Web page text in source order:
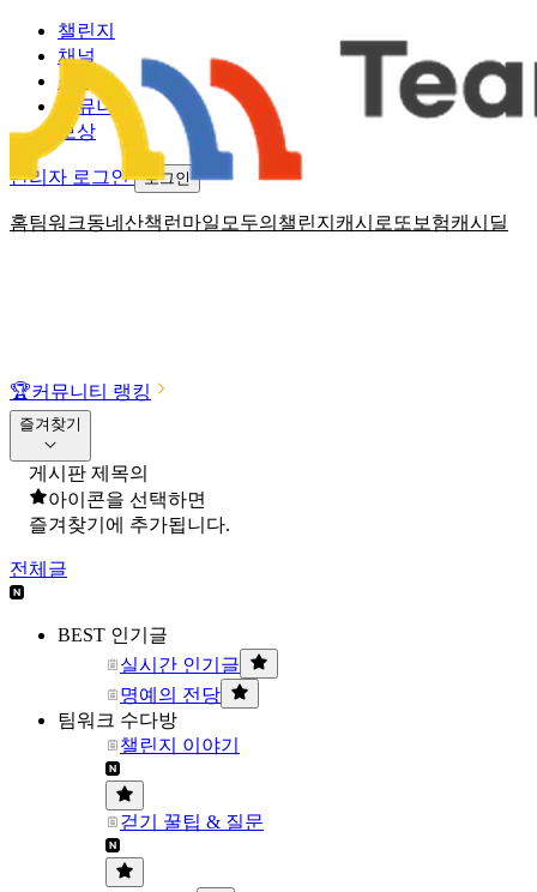
홈팀워크동네산책 런마일 모두의챌린지 캐시로또 보험캐시딜
챌린지
채널
소식
커뮤니티
보상
관리자 로그인 로그인
🏆커뮤니티 랭킹
즐겨찾기
게시판 제목의
아이콘을 선택하면
즐겨찾기에 추가됩니다.
전체글
BEST 인기글
실시간 인기글
명예의 전당
팀워크 수다방
챌린지 이야기
걷기 꿀팁 & 질문